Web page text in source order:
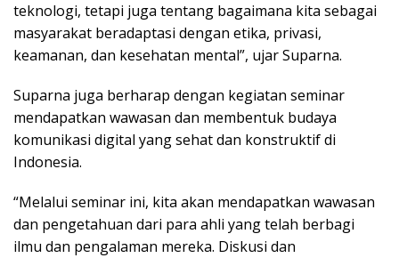
teknologi, tetapi juga tentang bagaimana kita sebagai
masyarakat beradaptasi dengan etika, privasi,
keamanan, dan kesehatan mental”, ujar Suparna.
Suparna juga berharap dengan kegiatan seminar
mendapatkan wawasan dan membentuk budaya
komunikasi digital yang sehat dan konstruktif di
Indonesia.
“Melalui seminar ini, kita akan mendapatkan wawasan
dan pengetahuan dari para ahli yang telah berbagi
ilmu dan pengalaman mereka. Diskusi dan